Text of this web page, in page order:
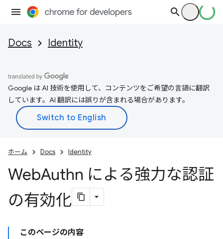
Docs Identity
Google は AI 技術を使用して、コンテンツをご希望の言語に翻訳
しています。AI 翻訳には誤りが含まれる場合があります。
ホーム Docs Identity
WebAuthn による強力な認証
の有効化
このページの内容